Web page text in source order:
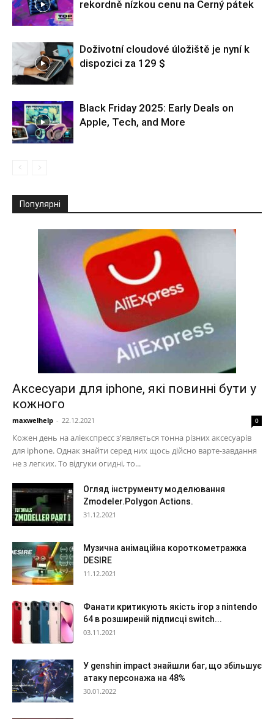
rekordně nízkou cenu na Černý pátek
Doživotní cloudové úložiště je nyní k
dispozici za 129 $
Black Friday 2025: Early Deals on
Apple, Tech, and More
Популярні
Аксесуари для iphone, які повинні бути у
кожного
maxwelhelp - 22.12.2021 0
Кожен день на аліекспресс з'являється тонна різних аксесуарів
для iphone. Однак знайти серед них щось дійсно варте-завдання
не з легких. То відгуки огидні, то...
Огляд інструменту моделювання
Zmodeler.Polygon Actions.
31.12.2021
Музична анімаційна короткометражка
DESIRE
11.12.2021
Фанати критикують якість ігор з nintendo
64 в розширеній підписці switch...
03.11.2021
У genshin impact знайшли баг, що збільшує
атаку персонажа на 48%
30.01.2022